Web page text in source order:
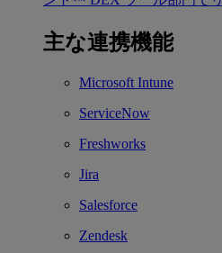
主な連携機能
Microsoft Intune
ServiceNow
Freshworks
Jira
Salesforce
Zendesk